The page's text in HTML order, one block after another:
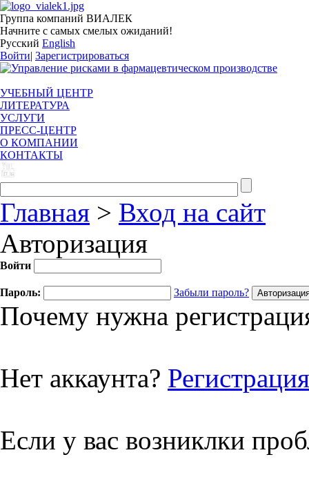
Группа компаний ВИАЛЕК
Начните с самых смелых ожиданий!
Русский English
Войти| Зарегистрироваться
УЧЕБНЫЙ ЦЕНТР
ЛИТЕРАТУРА
УСЛУГИ
ПРЕСС-ЦЕНТР
О КОМПАНИИ
КОНТАКТЫ
Главная > Вход на сайт
Авторизация
Войти
Пароль: Забыли пароль?
Почему нужна
Нет аккаунта? Регистрация
Если у вас возниклки